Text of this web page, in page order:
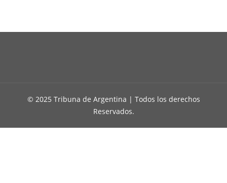
© 2025 Tribuna de Argentina | Todos los derechos
Reservados.